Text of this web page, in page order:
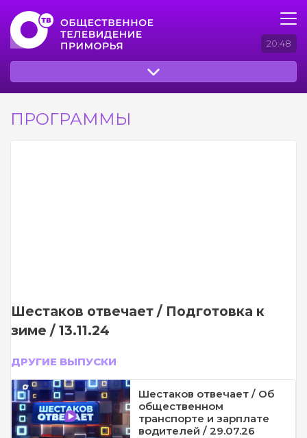
20:48
ПРОГРАММЫ
Шестаков отвечает / Подготовка к
зиме / 13.11.24
ДРУГИЕ ВЫПУСКИ
Шестаков отвечает / Об
общественном
транспорте и зарплате
водителей / 29.07.26